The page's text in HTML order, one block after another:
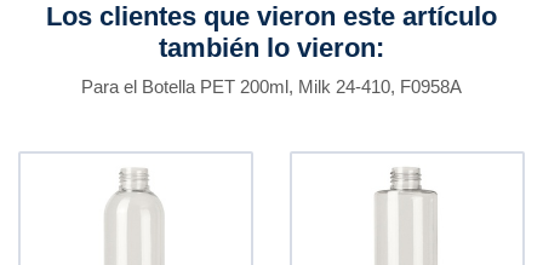
Los clientes que vieron este artículo
también lo vieron:
Para el Botella PET 200ml, Milk 24-410, F0958A